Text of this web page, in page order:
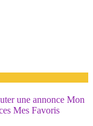
une annonce Mon
Mes Favoris